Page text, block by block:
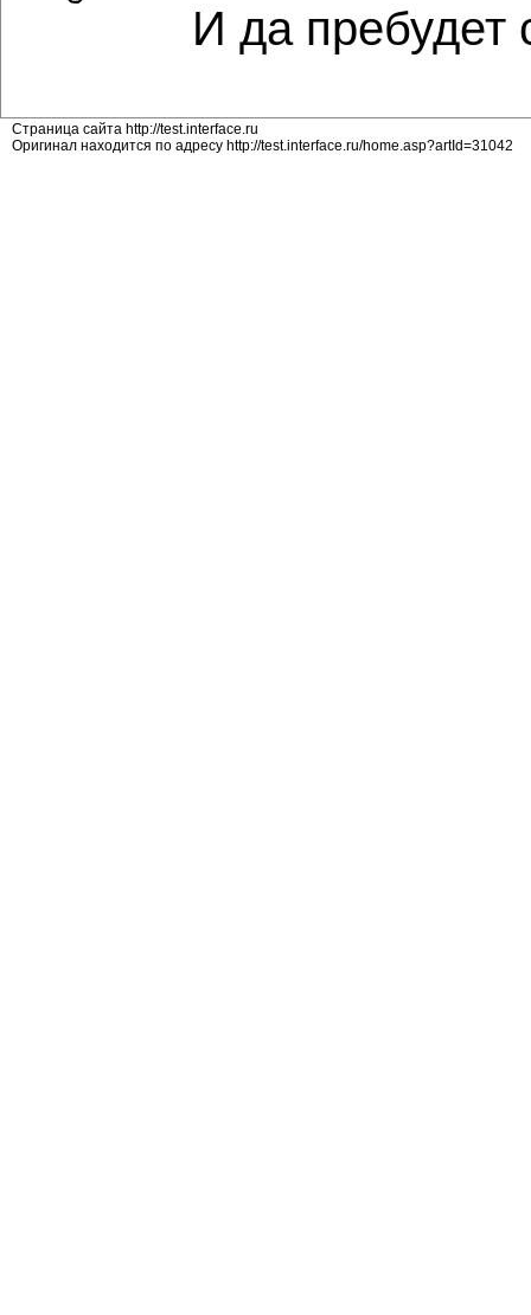
И да
Страница сайта http://test.interface.ru
Оригинал находится по адресу http://test.interface.ru/home.asp?artId=31042